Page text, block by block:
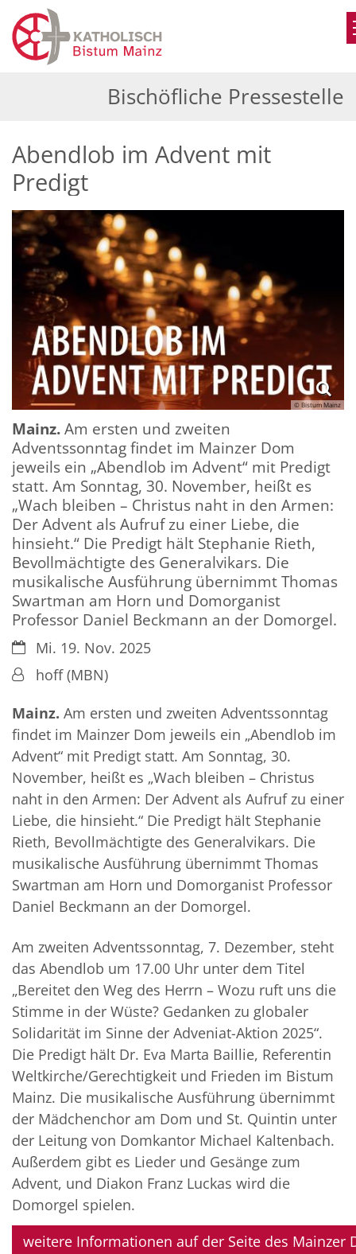
Zum Inhalt springen
Bischöfliche Pressestelle
Abendlob im Advent mit
Predigt
© Bistum Mainz
Mainz.Am ersten und zweiten
Adventssonntag findet im Mainzer Dom
jeweils ein „Abendlob im Advent“ mit Predigt
statt. Am Sonntag, 30. November, heißt es
„Wach bleiben – Christus naht in den Armen:
Der Advent als Aufruf zu einer Liebe, die
hinsieht.“ Die Predigt hält Stephanie Rieth,
Bevollmächtigte des Generalvikars. Die
musikalische Ausführung übernimmt Thomas
Swartman am Horn und Domorganist
Professor Daniel Beckmann an der Domorgel.
Datum:Mi. 19. Nov. 2025
Von:hoff (MBN)
Mainz. Am ersten und zweiten Adventssonntag
findet im Mainzer Dom jeweils ein „Abendlob im
Advent“ mit Predigt statt. Am Sonntag, 30.
November, heißt es „Wach bleiben – Christus
naht in den Armen: Der Advent als Aufruf zu einer
Liebe, die hinsieht.“ Die Predigt hält Stephanie
Rieth, Bevollmächtigte des Generalvikars. Die
musikalische Ausführung übernimmt Thomas
Swartman am Horn und Domorganist Professor
Daniel Beckmann an der Domorgel.
Am zweiten Adventssonntag, 7. Dezember, steht
das Abendlob um 17.00 Uhr unter dem Titel
„Bereitet den Weg des Herrn – Wozu ruft uns die
Stimme in der Wüste? Gedanken zu globaler
Solidarität im Sinne der Adveniat-Aktion 2025“.
Die Predigt hält Dr. Eva Marta Baillie, Referentin
Weltkirche/Gerechtigkeit und Frieden im Bistum
Mainz. Die musikalische Ausführung übernimmt
der Mädchenchor am Dom und St. Quintin unter
der Leitung von Domkantor Michael Kaltenbach.
Außerdem gibt es Lieder und Gesänge zum
Advent, und Diakon Franz Luckas wird die
Domorgel spielen.
weitere Informationen auf der Seite des Mainzer